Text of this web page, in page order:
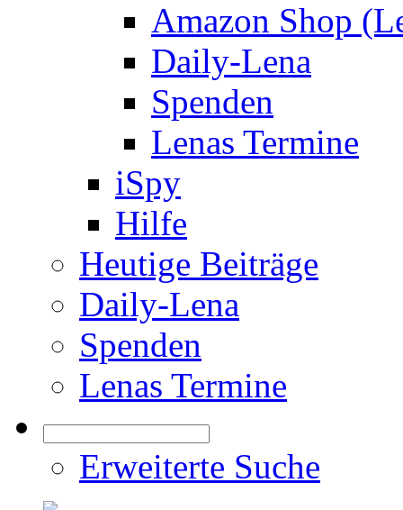
Amazon Shop
Daily-Lena
Spenden
Lenas Termine
iSpy
Hilfe
Heutige Beiträge
Daily-Lena
Spenden
Lenas Termine
Erweiterte Suche